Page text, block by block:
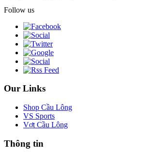
Follow us
Our Links
Shop Cầu Lông
VS Sports
Vợt Cầu Lông
Thông tin